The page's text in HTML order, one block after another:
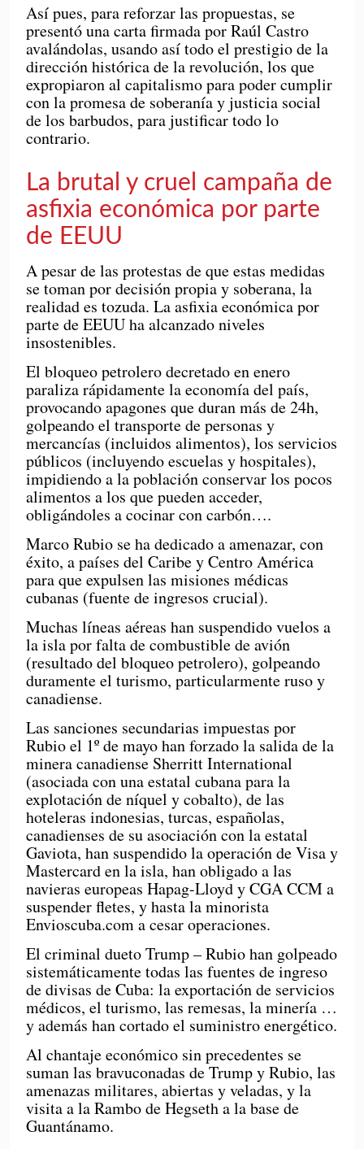
Así pues, para reforzar las propuestas, se
presentó una carta firmada por Raúl Castro
avalándolas, usando así todo el prestigio de la
dirección histórica de la revolución, los que
expropiaron al capitalismo para poder cumplir
con la promesa de soberanía y justicia social
de los barbudos, para justificar todo lo
contrario.
La brutal y cruel campaña de
asfixia económica por parte
de EEUU
A pesar de las protestas de que estas medidas
se toman por decisión propia y soberana, la
realidad es tozuda. La asfixia económica por
parte de EEUU ha alcanzado niveles
insostenibles.
El bloqueo petrolero decretado en enero
paraliza rápidamente la economía del país,
provocando apagones que duran más de 24h,
golpeando el transporte de personas y
mercancías (incluidos alimentos), los servicios
públicos (incluyendo escuelas y hospitales),
impidiendo a la población conservar los pocos
alimentos a los que pueden acceder,
obligándoles a cocinar con carbón….
Marco Rubio se ha dedicado a amenazar, con
éxito, a países del Caribe y Centro América
para que expulsen las misiones médicas
cubanas (fuente de ingresos crucial).
Muchas líneas aéreas han suspendido vuelos a
la isla por falta de combustible de avión
(resultado del bloqueo petrolero), golpeando
duramente el turismo, particularmente ruso y
canadiense.
Las sanciones secundarias impuestas por
Rubio el 1º de mayo han forzado la salida de la
minera canadiense Sherritt International
(asociada con una estatal cubana para la
explotación de níquel y cobalto), de las
hoteleras indonesias, turcas, españolas,
canadienses de su asociación con la estatal
Gaviota, han suspendido la operación de Visa y
Mastercard en la isla, han obligado a las
navieras europeas Hapag-Lloyd y CGA CCM a
suspender fletes, y hasta la minorista
Envioscuba.com a cesar operaciones.
El criminal dueto Trump – Rubio han golpeado
sistemáticamente todas las fuentes de ingreso
de divisas de Cuba: la exportación de servicios
médicos, el turismo, las remesas, la minería …
y además han cortado el suministro energético.
Al chantaje económico sin precedentes se
suman las bravuconadas de Trump y Rubio, las
amenazas militares, abiertas y veladas, y la
visita a la Rambo de Hegseth a la base de
Guantánamo.